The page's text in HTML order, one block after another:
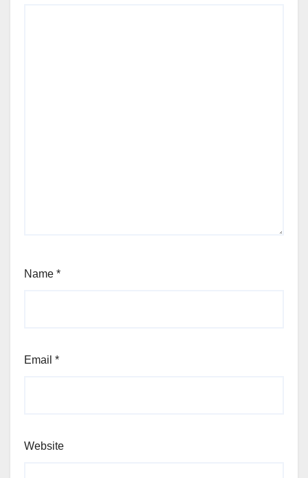
Name *
Email *
Website